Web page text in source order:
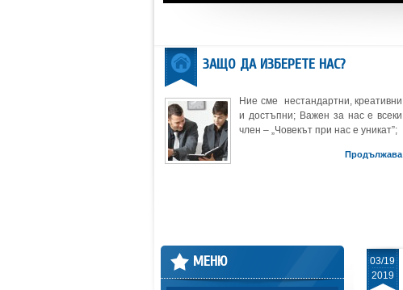
ЗАЩО ДА ИЗБЕРЕТЕ НАС?
Ние сме нестандартни, креативни
и достъпни; Важен за нас е всеки
член – „Човекът при нас е уникат”;
Продължава
03/19
2019
МЕНЮ